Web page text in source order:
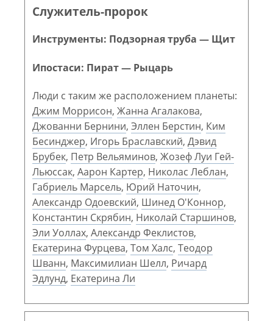
Служитель-пророк
Инструменты: Подзорная труба — Щит
Ипостаси: Пират — Рыцарь
Люди с таким же расположением планеты:
Джим Моррисон, Жанна Агалакова,
Джованни Бернини, Эллен Берстин, Ким
Бесинджер, Игорь Браславский, Дэвид
Брубек, Петр Вельяминов, Жозеф Луи Гей-
Льюссак, Аарон Картер, Николас Леблан,
Габриель Марсель, Юрий Наточин,
Александр Одоевский, Шинед О'Коннор,
Константин Скрябин, Николай Старшинов,
Эли Уоллах, Александр Феклистов,
Екатерина Фурцева, Том Халс, Теодор
Шванн, Максимилиан Шелл, Ричард
Эдлунд, Екатерина Ли